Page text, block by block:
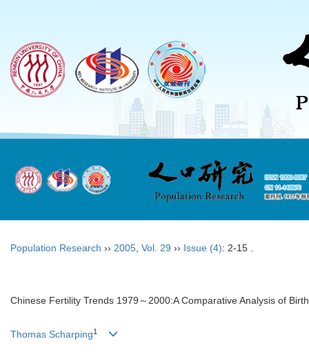
Population Research ›› 2005 Vol. 29 ›› Issue (4): 2-15 .
Chinese Fertility Trends 1979～2000:A Comparative Analysis of
Thomas Scharping1